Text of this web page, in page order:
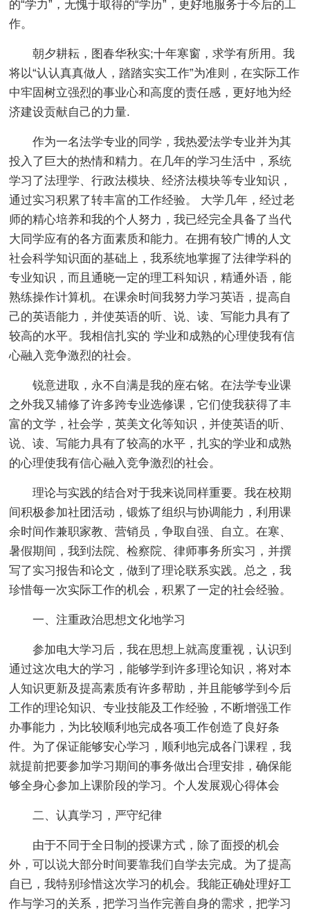
的“学力”，无愧于取得的“学历”，更好地服务于今后的工
作。
朝夕耕耘，图春华秋实;十年寒窗，求学有所用。我
将以“认认真真做人，踏踏实实工作”为准则，在实际工作
中牢固树立强烈的事业心和高度的责任感，更好地为经
济建设贡献自己的力量.
作为一名法学专业的同学，我热爱法学专业并为其
投入了巨大的热情和精力。在几年的学习生活中，系统
学习了法理学、行政法模块、经济法模块等专业知识，
通过实习积累了转丰富的工作经验。 大学几年，经过老
师的精心培养和我的个人努力，我已经完全具备了当代
大同学应有的各方面素质和能力。在拥有较广博的人文
社会科学知识面的基础上，我系统地掌握了法律学科的
专业知识，而且通晓一定的理工科知识，精通外语，能
熟练操作计算机。在课余时间我努力学习英语，提高自
己的英语能力，并使英语的听、说、读、写能力具有了
较高的水平。我相信扎实的 学业和成熟的心理使我有信
心融入竞争激烈的社会。
锐意进取，永不自满是我的座右铭。在法学专业课
之外我又辅修了许多跨专业选修课，它们使我获得了丰
富的文学，社会学，英美文化等知识，并使英语的听、
说、读、写能力具有了较高的水平，扎实的学业和成熟
的心理使我有信心融入竞争激烈的社会。
理论与实践的结合对于我来说同样重要。我在校期
间积极参加社团活动，锻炼了组织与协调能力，利用课
余时间作兼职家教、营销员，争取自强、自立。在寒、
暑假期间，我到法院、检察院、律师事务所实习，并撰
写了实习报告和论文，做到了理论联系实践。总之，我
珍惜每一次实际工作的机会，积累了一定的社会经验。
一、注重政治思想文化地学习
参加电大学习后，我在思想上就高度重视，认识到
通过这次电大的学习，能够学到许多理论知识，将对本
人知识更新及提高素质有许多帮助，并且能够学到今后
工作的理论知识、专业技能及工作经验，不断增强工作
办事能力，为比较顺利地完成各项工作创造了良好条
件。为了保证能够安心学习，顺利地完成各门课程，我
就提前把要参加学习期间的事务做出合理安排，确保能
够全身心参加上课阶段的学习。个人发展观心得体会
二、认真学习，严守纪律
由于不同于全日制的授课方式，除了面授的机会
外，可以说大部分时间要靠我们自学去完成。为了提高
自已，我特别珍惜这次学习的机会。我能正确处理好工
作与学习的关系，把学习当作完善自身的需求，把学习